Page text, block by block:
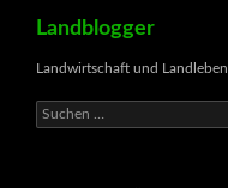
Landblogger
Landwirtschaft und Landleben
Suchen
nach: